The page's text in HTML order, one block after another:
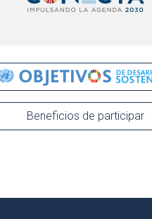
Beneficios de participar